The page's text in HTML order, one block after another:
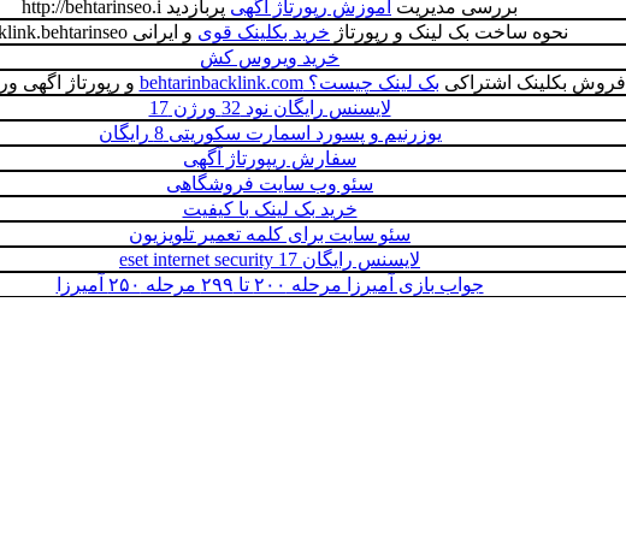
بررسی مدیریت آموزش رپورتاژ آگهی پربازدید http://behtarinseo.i
نحوه ساخت بک لینک و رپورتاژ خرید بکلینک قوی و ایرانی backlink.behtarinseo
خرید ویروس کش
فروش بکلینک اشتراکی بک لینک چيست؟ behtarinbacklink.com
و رپورتاژ اگهی
لایسنس رایگان نود 32 ورژن 17
یوزرنیم و پسورد اسمارت سکوریتی 8 رایگان
سفارش ریپورتاژ آگهی
سئو وب سایت فروشگاهی
خرید بک لینک با کیفیت
سئو سایت برای کلمه تعمیر تلویزیون
لایسنس رایگان eset internet security 17
جواب بازی آمیرزا مرحله ۲۰۰ تا ۲۹۹ مرحله ۲۵۰ آمیرزا